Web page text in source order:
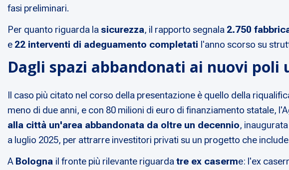
fasi preliminari.
Per quanto riguarda la sicurezza, il rapporto segnala 2.750
e 22 interventi di adeguamento completati l'anno scorso su
Dagli spazi abbandonati ai nuovi poli
Il caso più citato nel corso della presentazione è quello della
meno di due anni, e con 80 milioni di euro di finanziamento statale,
alla città un'area abbandonata da oltre un decennio,
a luglio 2025, per attrarre investitori privati su un progetto che
A Bologna il fronte più rilevante riguardatre ex caserme: l'ex